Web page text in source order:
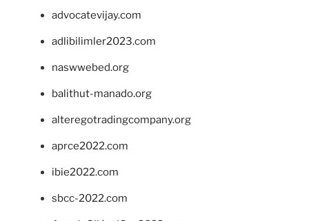
advocatevijay.com
adlibilimler2023.com
naswwebed.org
balithut-manado.org
alteregotradingcompany.org
aprce2022.com
ibie2022.com
sbcc-2022.com